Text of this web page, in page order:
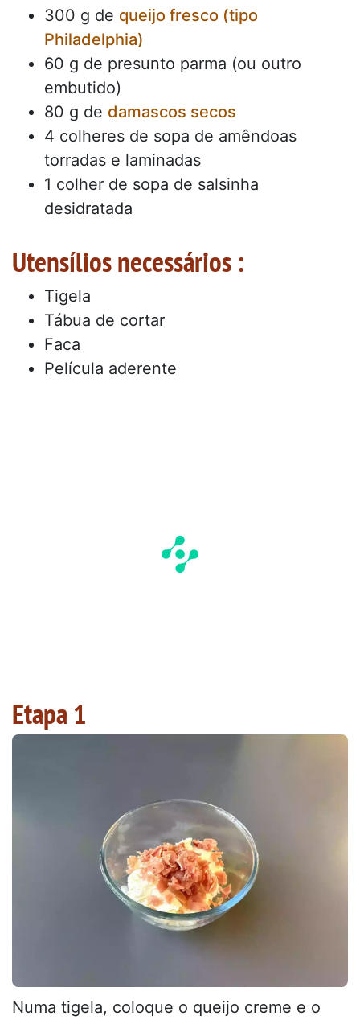
300 g de queijo fresco (tipo
Philadelphia)
60 g de presunto parma (ou outro
embutido)
80 g de damascos secos
4 colheres de sopa de amêndoas
torradas e laminadas
1 colher de sopa de salsinha
desidratada
Utensílios necessários :
Tigela
Tábua de cortar
Faca
Película aderente
Etapa 1
Numa tigela, coloque o queijo creme e o